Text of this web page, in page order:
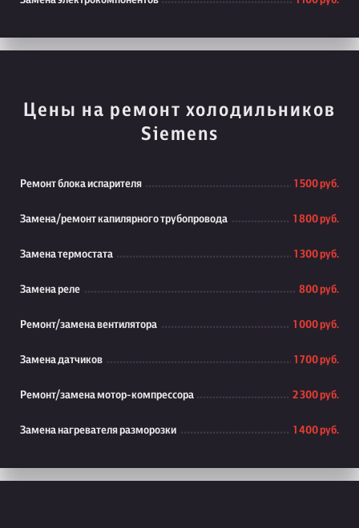
Цены на ремонт холодильников
Siemens
Ремонт блока испарителя 1 500 руб.
Замена/ремонт капилярного трубопровода 1 800 руб.
Замена термостата 1 300 руб.
Замена реле 800 руб.
Ремонт/замена вентилятора 1 000 руб.
Замена датчиков 1 700 руб.
Ремонт/замена мотор-компрессора 2 300 руб.
Замена нагревателя разморозки 1 400 руб.